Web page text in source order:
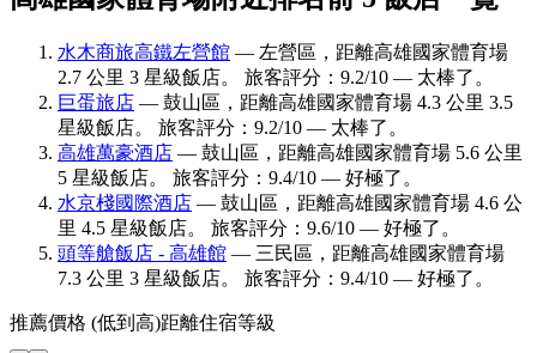
水木商旅高鐵左營館 — 左營區，距離高雄國家體育場
2.7 公里 3 星級飯店。 旅客評分：9.2/10 — 太棒了。
巨蛋旅店 — 鼓山區，距離高雄國家體育場 4.3 公里 3.5
星級飯店。 旅客評分：9.2/10 — 太棒了。
高雄萬豪酒店 — 鼓山區，距離高雄國家體育場 5.6 公里
5 星級飯店。 旅客評分：9.4/10 — 好極了。
水京棧國際酒店 — 鼓山區，距離高雄國家體育場 4.6 公
里 4.5 星級飯店。 旅客評分：9.6/10 — 好極了。
頭等艙飯店 - 高雄館 — 三民區，距離高雄國家體育場
7.3 公里 3 星級飯店。 旅客評分：9.4/10 — 好極了。
推薦價格 (低到高)距離住宿等級